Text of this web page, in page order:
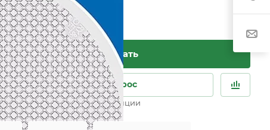
Заказать
Задать вопрос
дополнительные опции
публичной офертой